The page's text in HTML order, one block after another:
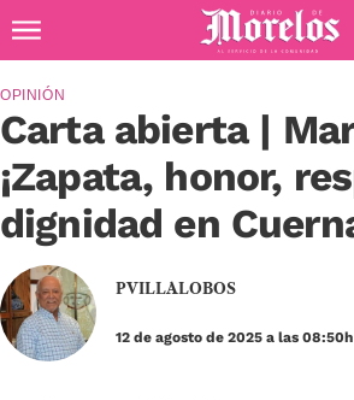
Diario de Morelos
Carta abierta |
¡Zapata, honor,
dignidad en
OPINIÓN
PVILLALOBOS
12 de agosto de 2025 a las 08:50h